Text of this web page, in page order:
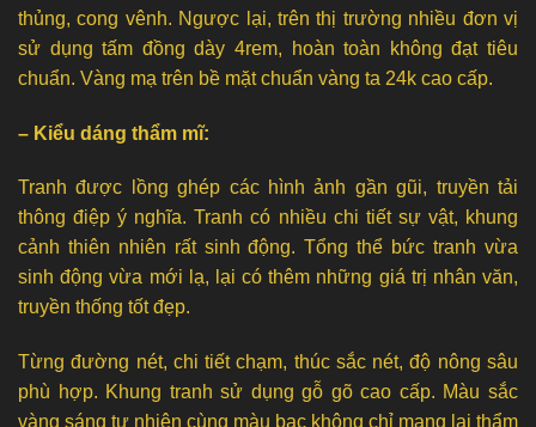
thủng, cong vênh. Ngược lại, trên thị trường nhiều đơn vị
sử dụng tấm đồng dày 4rem, hoàn toàn không đạt tiêu
chuẩn. Vàng mạ trên bề mặt chuẩn vàng ta 24k cao cấp.
– Kiểu dáng thẩm mĩ:
Tranh được lồng ghép các hình ảnh gần gũi, truyền tải
thông điệp ý nghĩa. Tranh có nhiều chi tiết sự vật, khung
cảnh thiên nhiên rất sinh động. Tổng thể bức tranh vừa
sinh động vừa mới lạ, lại có thêm những giá trị nhân văn,
truyền thống tốt đẹp.
Từng đường nét, chi tiết chạm, thúc sắc nét, độ nông sâu
phù hợp. Khung tranh sử dụng gỗ gõ cao cấp. Màu sắc
vàng sáng tự nhiên cùng màu bạc không chỉ mang lại thẩm